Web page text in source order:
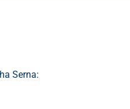
Serna: